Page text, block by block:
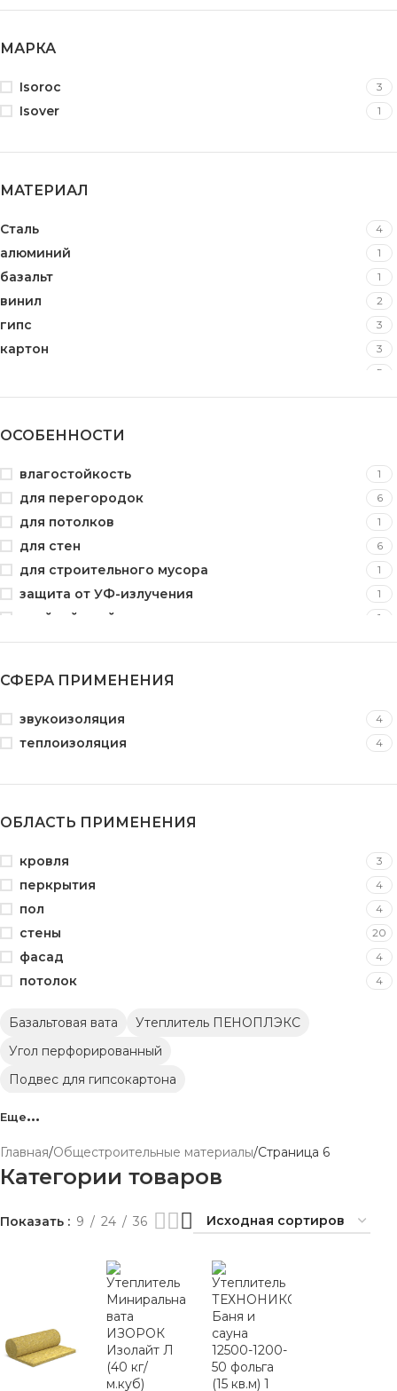
МАРКА
Isoroc 3
Isover 1
МАТЕРИАЛ
Сталь 4
алюминий 1
базальт 1
винил 2
гипс 3
картон 3
5
оцинкованная сталь 37
пластик
полипропилен 1
полиэтилен 12
стекловолокно 1
флизилин 2
экструдированный пенополистирол (XPS) 4
ОСОБЕННОСТИ
влагостойкость 1
для перегородок 6
для потолков 1
для стен 6
для строительного мусора 1
защита от УФ-излучения 1
клейкий слой 1
оцинкованный 1
с замком
теплоизоляция 1
УФ-защита 3
СФЕРА ПРИМЕНЕНИЯ
звукоизоляция 4
теплоизоляция 4
ОБЛАСТЬ ПРИМЕНЕНИЯ
кровля 3
перкрытия 4
пол 4
стены 20
фасад 4
потолок 4
Базальтовая вата
Утеплитель ПЕНОПЛЭКС
Угол перфорированный
Подвес для гипсокартона
Метровые виниловые обои на флизелиновой основе
Полиэтиленовая пленка
Напольные покрытия
Маячковый профиль
Укрывной материал
Еще
Главная Общестроительные материалы Страница 6
Категории товаров
Показать 9 24 36